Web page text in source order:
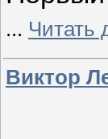
... Читать
Виктор